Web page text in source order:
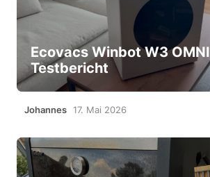
Ecovacs Winbot W3 OMNI
Testbericht
Johannes 17. Mai 2026